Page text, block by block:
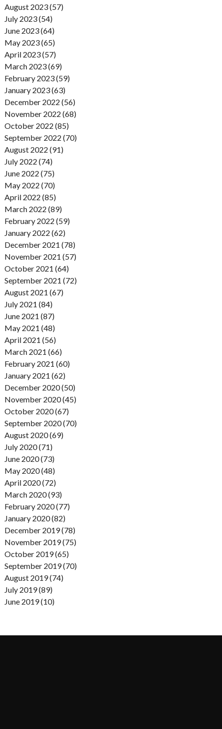
August 2023 (57)
July 2023 (54)
June 2023 (64)
May 2023 (65)
April 2023 (57)
March 2023 (69)
February 2023 (59)
January 2023 (63)
December 2022 (56)
November 2022 (68)
October 2022 (85)
September 2022 (70)
August 2022 (91)
July 2022 (74)
June 2022 (75)
May 2022 (70)
April 2022 (85)
March 2022 (89)
February 2022 (59)
January 2022 (62)
December 2021 (78)
November 2021 (57)
October 2021 (64)
September 2021 (72)
August 2021 (67)
July 2021 (84)
June 2021 (87)
May 2021 (48)
April 2021 (56)
March 2021 (66)
February 2021 (60)
January 2021 (62)
December 2020 (50)
November 2020 (45)
October 2020 (67)
September 2020 (70)
August 2020 (69)
July 2020 (71)
June 2020 (73)
May 2020 (48)
April 2020 (72)
March 2020 (93)
February 2020 (77)
January 2020 (82)
December 2019 (78)
November 2019 (75)
October 2019 (65)
September 2019 (70)
August 2019 (74)
July 2019 (89)
June 2019 (10)